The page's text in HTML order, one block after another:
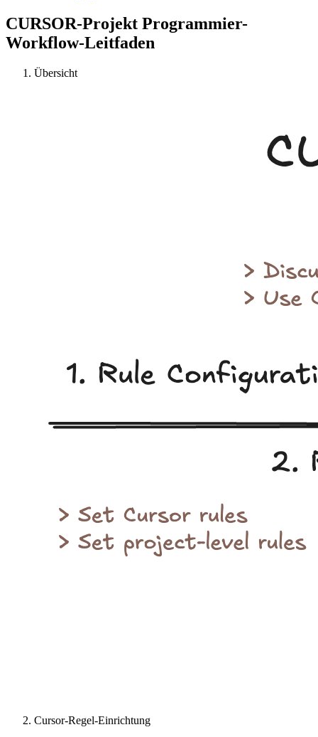
CURSOR-Projekt Programmier-
Workflow-Leitfaden
Übersicht
Cursor-Regel-Einrichtung